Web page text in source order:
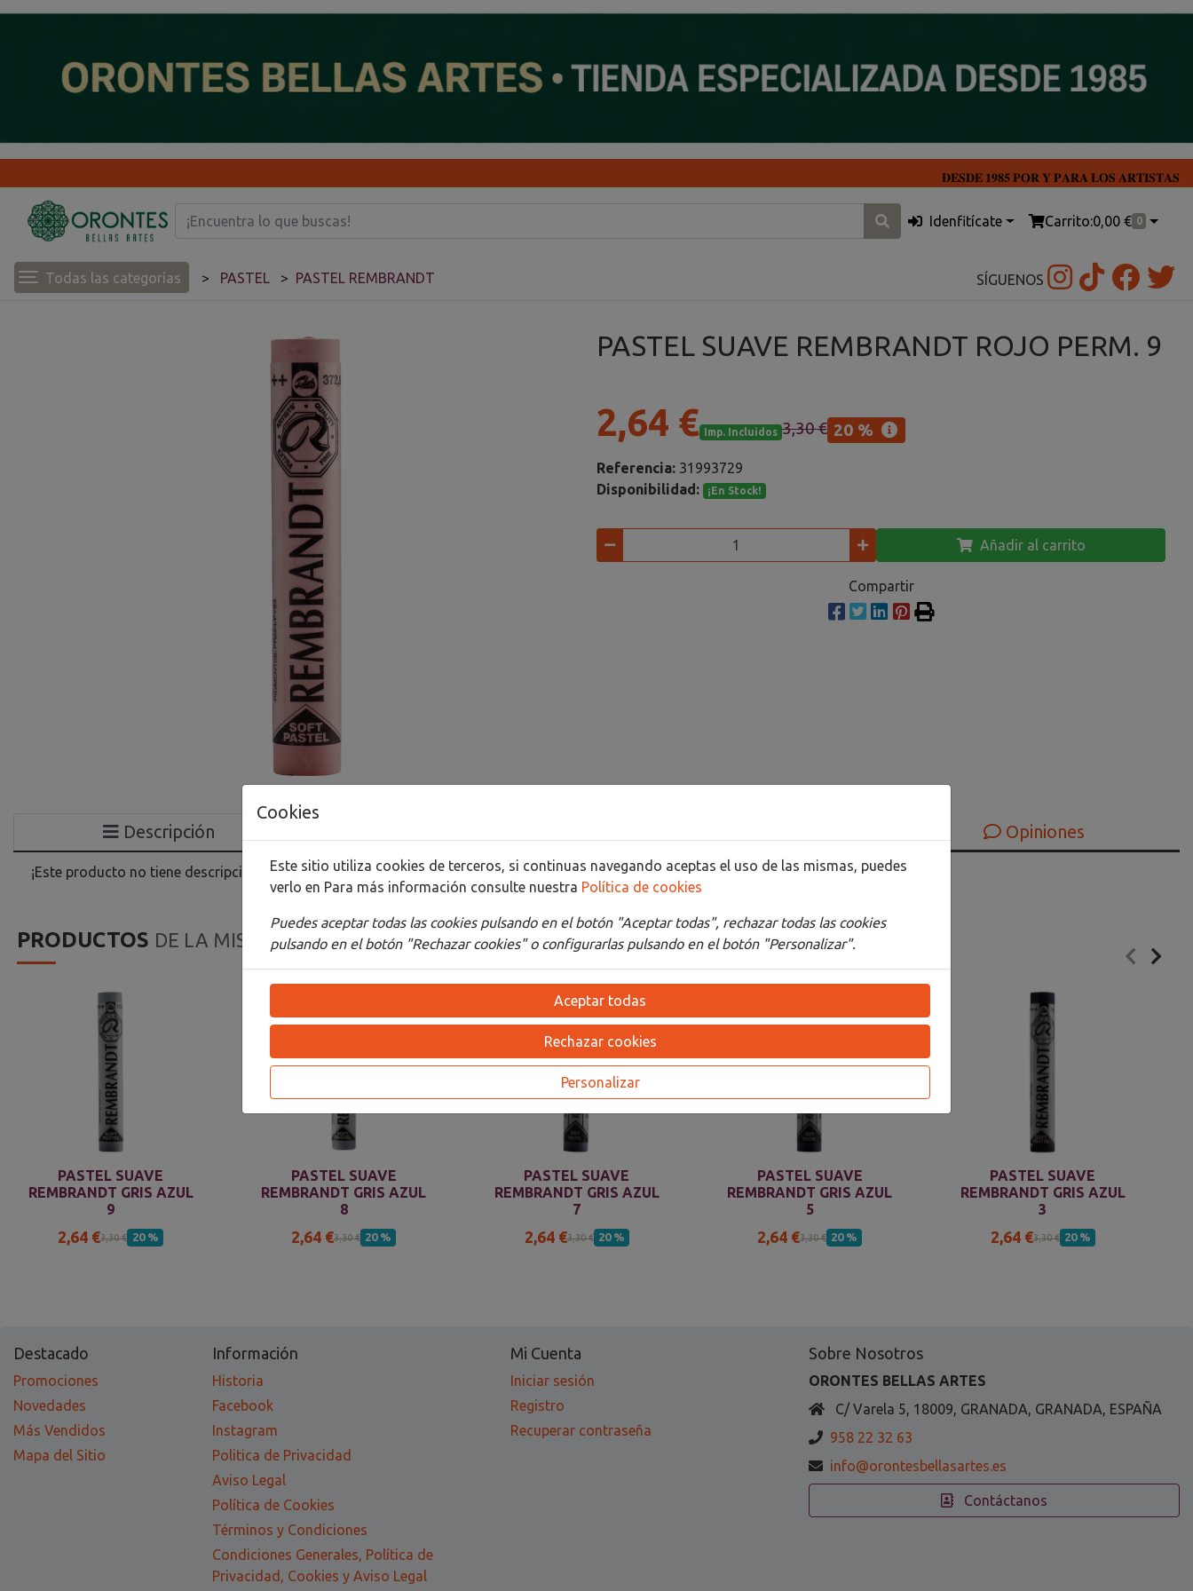
𝐃𝐄𝐒𝐃𝐄 𝟏𝟗𝟖𝟓 𝐏𝐎𝐑 𝐘 𝐏𝐀𝐑𝐀 𝐋𝐎𝐒 𝐀𝐑𝐓𝐈𝐒𝐓𝐀𝐒
Idenfitícate Carrito:0,00 € 0
Todas las categorías PASTEL PASTEL REMBRANDT SÍGUENOS
PASTEL SUAVE REMBRANDT ROJO PERM. 9
2,64 € Imp. Incluidos 3,30 € 20 %
Referencia: 31993729
Disponibilidad:
¡En Stock!
Añadir al carrito
Compartir
Descripción Opiniones
¡Este producto no tiene descripción!
PRODUCTOS DE LA MISMA CATEGORIA
PASTEL SUAVE
REMBRANDT GRIS AZUL
9
2,64 €3,30 € 20 %
PASTEL SUAVE
REMBRANDT GRIS AZUL
8
2,64 €3,30 € 20 %
PASTEL SUAVE
REMBRANDT GRIS AZUL
7
2,64 €3,30 € 20 %
PASTEL SUAVE
REMBRANDT GRIS AZUL
5
2,64 €3,30 € 20 %
PASTEL SUAVE
REMBRANDT GRIS AZUL
3
2,64 €3,30 € 20 %
Destacado
Promociones
Novedades
Más Vendidos
Mapa del Sitio
Información
Historia
Facebook
Instagram
Politica de Privacidad
Aviso Legal
Política de Cookies
Términos y Condiciones
Condiciones Generales, Política de
Privacidad, Cookies y Aviso Legal
Mi Cuenta
Iniciar sesión
Registro
Recuperar contraseña
Sobre Nosotros
ORONTES BELLAS ARTES
C/ Varela 5, 18009, GRANADA, GRANADA, ESPAÑA
958 22 32 63
info@orontesbellasartes.es
Contáctanos
Cookies
Este sitio utiliza cookies de terceros, si continuas navegando aceptas el uso de las mismas, puedes
verlo en Para más información consulte nuestra Política de cookies
Puedes aceptar todas las cookies pulsando en el botón "Aceptar todas", rechazar todas las cookies
pulsando en el botón "Rechazar cookies" o configurarlas pulsando en el botón "Personalizar".
Aceptar todas
Rechazar cookies
Personalizar